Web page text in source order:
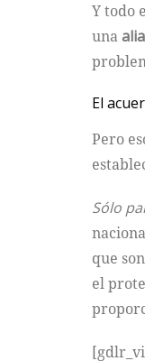
Y todo
una
El
Pero
Sólo
que
el